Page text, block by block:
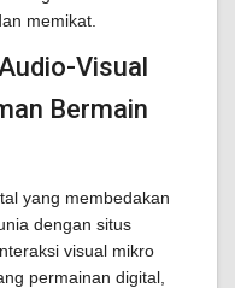
memikat.
Visual
Bermain
yang membedakan
dengan situs
visual mikro
permainan digital,